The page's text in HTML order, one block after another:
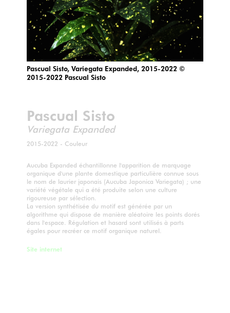
Pascual Sisto, Variegata Expanded, 2015-2022 ©
2015-2022 Pascual Sisto
Pascual Sisto
Variegata Expanded
2015-2022 - Couleur
Aucuba Expanded échantillonne l'apparition de marquage
organique d'une plante domestique particulière connue sous
le nom de laurier japonais (Aucuba Japonica Variegata) ; une
variété végétale qui a été produite selon une culture
rigoureuse par sélection.
La version synthétisée du motif est générée par un
algorithme qui dispose de manière aléatoire les points dorés
dans l'espace. Régulation et hasard sont utilisés à parts
égales pour recréer ce motif organique naturel.
Site internet